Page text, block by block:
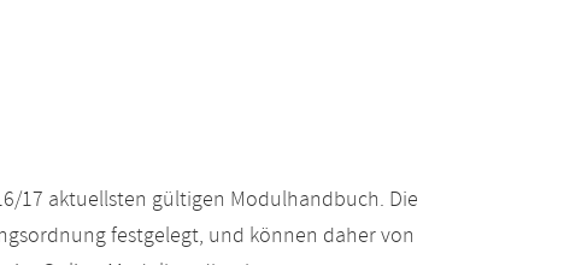
17 aktuellsten gültigen Modulhandbuch. Die
festgelegt, und können daher von